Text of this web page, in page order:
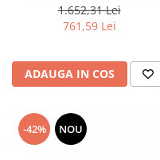
1.652,31 Lei
761,59 Lei
ADAUGA IN COS
-42% NOU